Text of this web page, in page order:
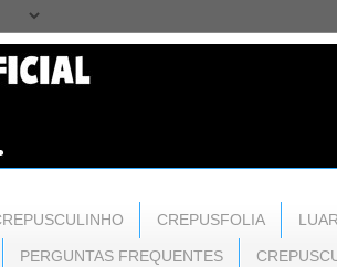
CREPUSFOLIA
PERGUNTAS FREQUENTES